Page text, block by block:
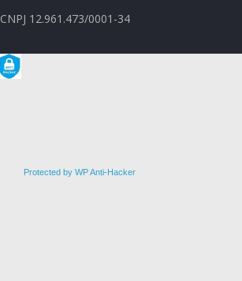
CNPJ 12.961.473/0001-34
Protected by WP Anti-Hacker